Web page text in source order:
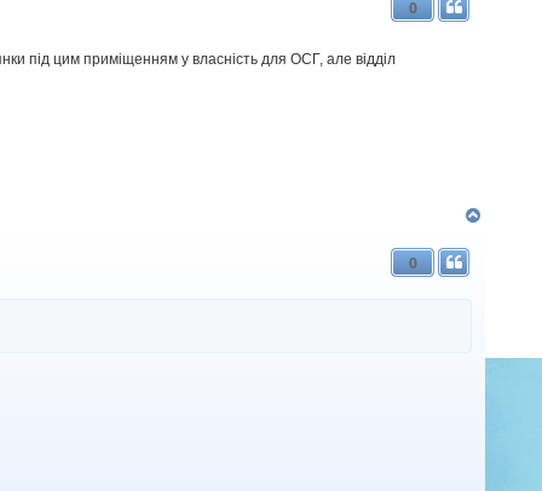
0
під цим приміщенням у власність для ОСГ, але відділ
0